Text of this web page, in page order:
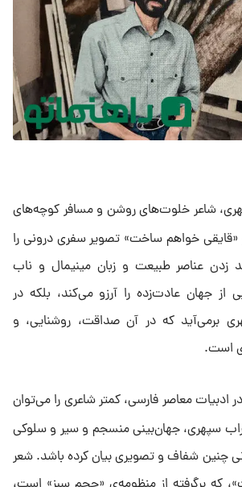
شاعر خلوت‌های روشن و مسافر کوچه‌های
خواهم ساخت» تصویر سفری درونی را
زدن عناصر طبیعت و زبان مینیمال و ناب
از جهان عادت‌زده را آرزو می‌کند، بلکه در
برمی‌آید که در آن صداقت، روشنایی، و
است.
در ادبیات معاصر فارسی، کمتر شاعری را می‌توان
سپهری، جهان‌بینی منسجم و سیر و سلوکی
چنین شفاف و تصویری بیان کرده باشد. شعر